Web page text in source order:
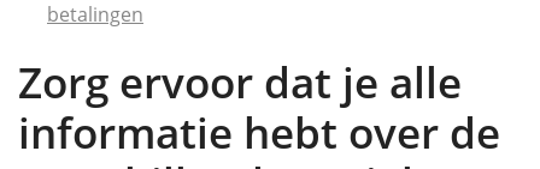
betalingen
Zorg ervoor dat je alle
informatie hebt over de